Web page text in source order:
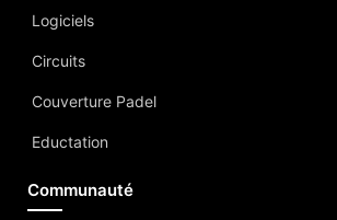
Logiciels
Circuits
Couverture Padel
Eductation
Communauté